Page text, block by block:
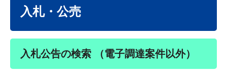
入札・公売
入札公告の検索 （電子調達案件以外）